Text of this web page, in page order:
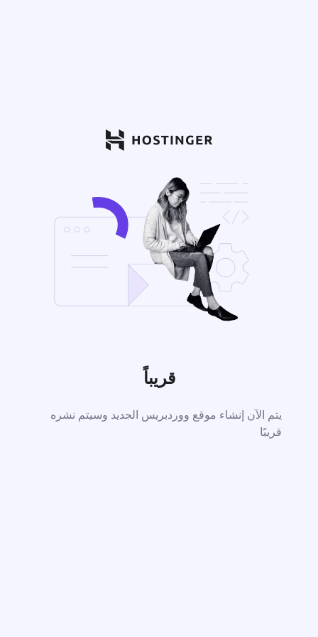
قريباً
يتم الآن إنشاء موقع ووردبريس الجديد وسيتم نشره
قريبًا